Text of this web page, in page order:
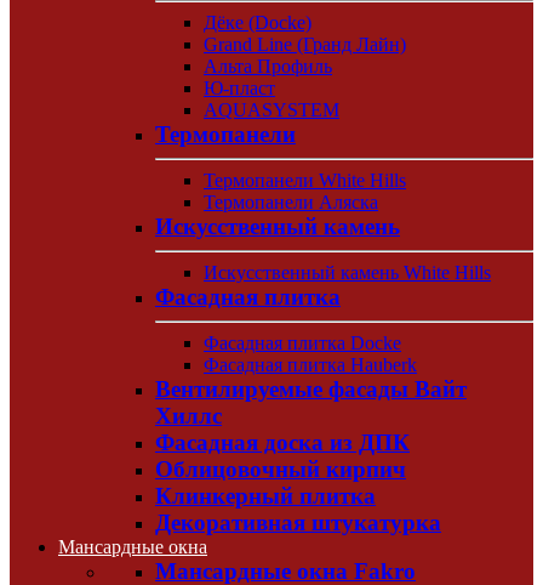
Дёке (Docke)
Grand Line (Гранд Лайн)
Альта Профиль
Ю-пласт
AQUASYSTEM
Термопанели
Термопанели White Hills
Термопанели Аляска
Искусственный камень
Искусственный камень White Hills
Фасадная плитка
Фасадная плитка Docke
Фасадная плитка Hauberk
Вентилируемые фасады Вайт
Хиллс
Фасадная доска из ДПК
Облицовочный кирпич
Клинкерный плитка
Декоративная штукатурка
Мансардные окна
Мансардные окна Fakro